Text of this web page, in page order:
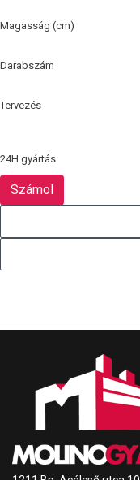
Magasság (cm)
Darabszám
Tervezés
24H gyártás